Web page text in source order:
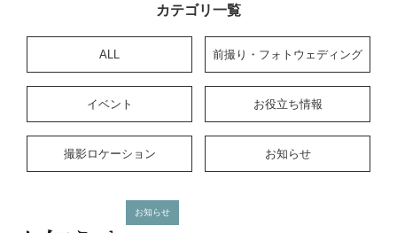
カテゴリ一覧
ALL 前撮り・フォトウェディング
イベント お役立ち情報
撮影ロケーション お知らせ
お知らせ